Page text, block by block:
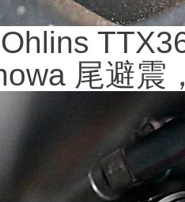
尾避震